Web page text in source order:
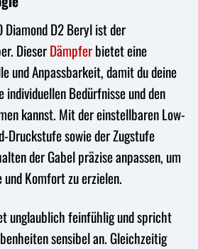
Diamond D2 Beryl ist der
DieserDämpferbietet eine
und Anpassbarkeit, damit du deine
Bedürfnisse und den
kannst. Mit der einstellbaren Low-
Druckstufe sowie der Zugstufe
der Gabel präzise anpassen, um
Komfort zu erzielen.
unglaublich feinfühlig und spricht
sensibel an. Gleichzeitig